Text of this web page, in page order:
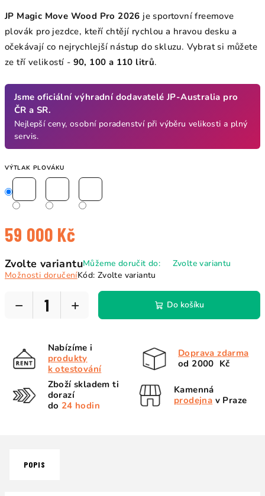
JP Magic Move Wood Pro 2026 je sportovní freemove
plovák pro jezdce, kteří chtějí rychlou a hravou desku a
očekávají co nejrychlejší nástup do skluzu. Vybrat si můžete
ze tří velikostí - 90, 100 a 110 litrů.
Jsme oficiální výhradní dodavatelé JP-Australia pro
ČR a SR.
Nejlepší ceny, osobní poradenství při výběru velikosti a plný
servis.
VÝTLAK PLOVÁKU
59 000 Kč
cena:
Zvolte variantuMůžeme doručit do:
Zvolte variantu
Možnosti doručeníKód: Zvolte variantu
+
− Do košíku
Nabízíme i
produkty
k otestování
Doprava zdarma
od 2000 Kč
Zboží skladem ti
dorazí
do 24 hodin
Kamenná
prodejna v Praze
POPIS